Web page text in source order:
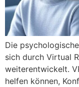
Die
sich durch Virtual
weiterentwickelt.
helfen können,